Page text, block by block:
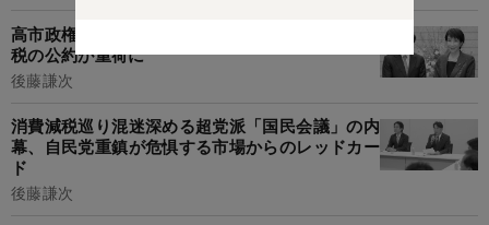
高市政権を動かす「陰の主役」の影響で、消費減
税の公約が重荷に
後藤謙次
消費減税巡り混迷深める超党派「国民会議」の内
幕、自民党重鎮が危惧する市場からのレッドカー
ド
後藤謙次